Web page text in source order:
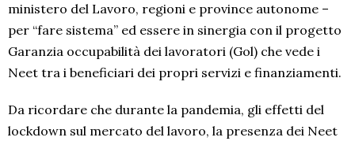
ministero del Lavoro, regioni e province autonome –
per “fare sistema” ed essere in sinergia con il progetto
Garanzia occupabilità dei lavoratori (Gol) che vede i
Neet tra i beneficiari dei propri servizi e finanziamenti.
Da ricordare che durante la pandemia, gli effetti del
lockdown sul mercato del lavoro, la presenza dei Neet